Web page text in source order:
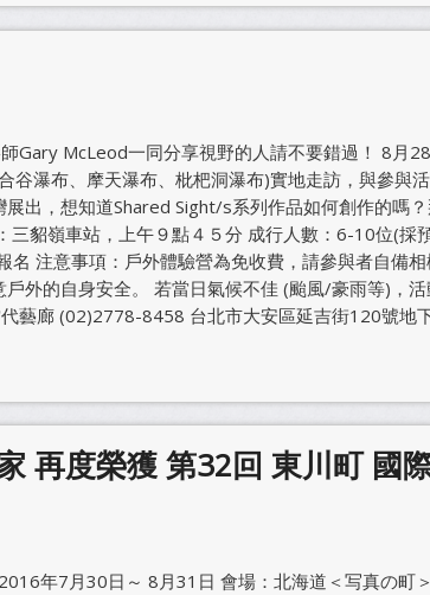
Gary McLeod一同分享視野的人請不要錯過！ 8月
谷瀑布、摩天瀑布、枇杷洞瀑布)實地走訪，與參與
出，想知道Shared Sight/s系列作品如何創作的嗎
三貂嶺車站，上午９點４５分 成行人數：6-10位(採
注意事項：戶外體驗營為免收費，請參與者自備相
外的自身安全。 若當日氣候不佳 (颱風/豪雨等)，
藝廊 (02)2778-8458 台北市大安區延吉街120號地
再度榮獲 第32回 東川町 國
年7月30日～ 8月31日 會場：北海道＜写真の町